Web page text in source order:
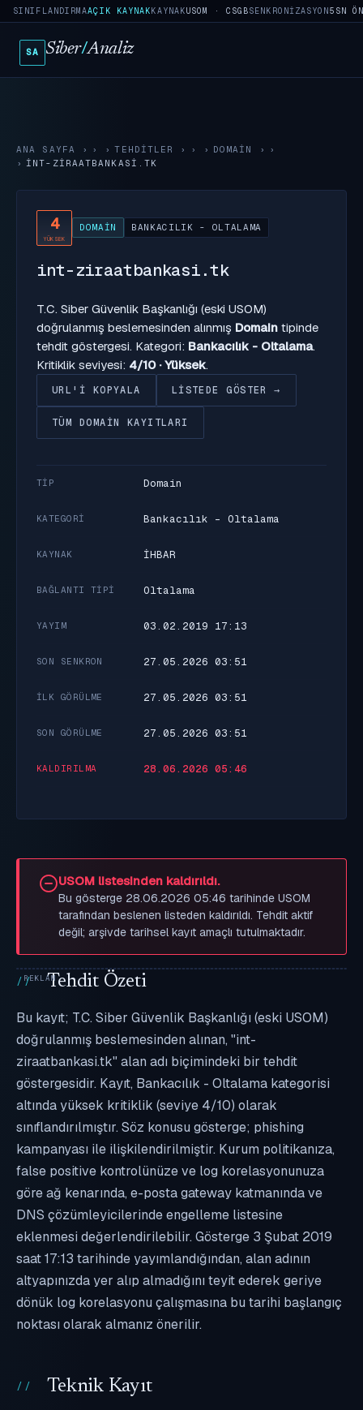
SINIFLANDIRMAAÇIK KAYNAKKAYNAKUSOM · CSGBSENKRONIZASYON5SN
SA Siber/Analiz
ANA SAYFA › TEHDITLER › DOMAIN
›
INT-ZIRAATBANKASI.TK
4
YÜKSEK
DOMAIN BANKACILIK - OLTALAMA
int-ziraatbankasi.tk
T.C. Siber Güvenlik Başkanlığı (eski USOM)
doğrulanmış beslemesinden alınmış Domain tipinde
tehdit göstergesi. Kategori: Bankacılık - Oltalama.
Kritiklik seviyesi: 4/10 · Yüksek.
URL'I KOPYALA LISTEDE GÖSTER →
TÜM DOMAIN KAYITLARI
TIP Domain
KATEGORI Bankacılık - Oltalama
KAYNAK İHBAR
BAĞLANTI TIPI Oltalama
YAYIM 03.02.2019 17:13
SON SENKRON 27.05.2026 03:51
İLK GÖRÜLME 27.05.2026 03:51
SON GÖRÜLME 27.05.2026 03:51
KALDIRILMA 28.06.2026 05:46
USOM listesinden kaldırıldı.
Bu gösterge 28.06.2026 05:46 tarihinde USOM
tarafından beslenen listeden kaldırıldı. Tehdit aktif
değil; arşivde tarihsel kayıt amaçlı tutulmaktadır.
Tehdit Özeti
Bu kayıt; T.C. Siber Güvenlik Başkanlığı (eski USOM)
doğrulanmış beslemesinden alınan, "int-
ziraatbankasi.tk" alan adı biçimindeki bir tehdit
göstergesidir. Kayıt, Bankacılık - Oltalama kategorisi
altında yüksek kritiklik (seviye 4/10) olarak
sınıflandırılmıştır. Söz konusu gösterge; phishing
kampanyası ile ilişkilendirilmiştir. Kurum politikanıza,
false positive kontrolünüze ve log korelasyonunuza
göre ağ kenarında, e-posta gateway katmanında ve
DNS çözümleyicilerinde engelleme listesine
eklenmesi değerlendirilebilir. Gösterge 3 Şubat 2019
saat 17:13 tarihinde yayımlandığından, alan adının
altyapınızda yer alıp almadığını teyit ederek geriye
dönük log korelasyonu çalışmasına bu tarihi başlangıç
noktası olarak almanız önerilir.
Teknik Kayıt